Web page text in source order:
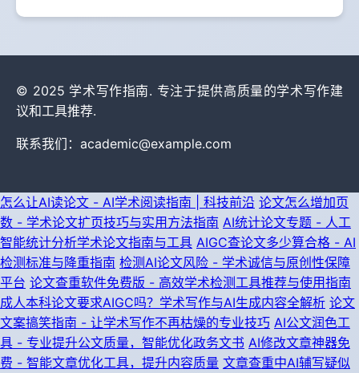
© 2025 学术写作指南. 专注于提供高质量的学术写作建
议和工具推荐.
联系我们：academic@example.com
怎么让AI读论文 - AI学术阅读指南 | 科技前沿 论文怎么增加页
数 - 学术论文扩页技巧与实用方法指南 AI统计论文专题 - 人工
智能统计分析学术论文指南与工具 AIGC查论文多少算合格 - AI
检测标准与降重指南 检测AI论文风险 - 学术诚信与原创性保障
平台 论文查重软件免费版 - 高效学术检测工具推荐与使用指南
成人本科论文要求AIGC吗？学术写作与AI生成内容全解析 论文
文案搞笑指南 - 让学术写作不再枯燥的专业技巧 AI公文润色工
具 - 专业提升公文质量，智能优化政务文书 AI修改文章神器免
费 - 智能文章优化工具，提升内容质量 文章查重中AI辅写疑似